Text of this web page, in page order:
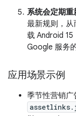
系统会定期重
最新规则，
载 Android
Google 服务
应用场景示例
季节性营销